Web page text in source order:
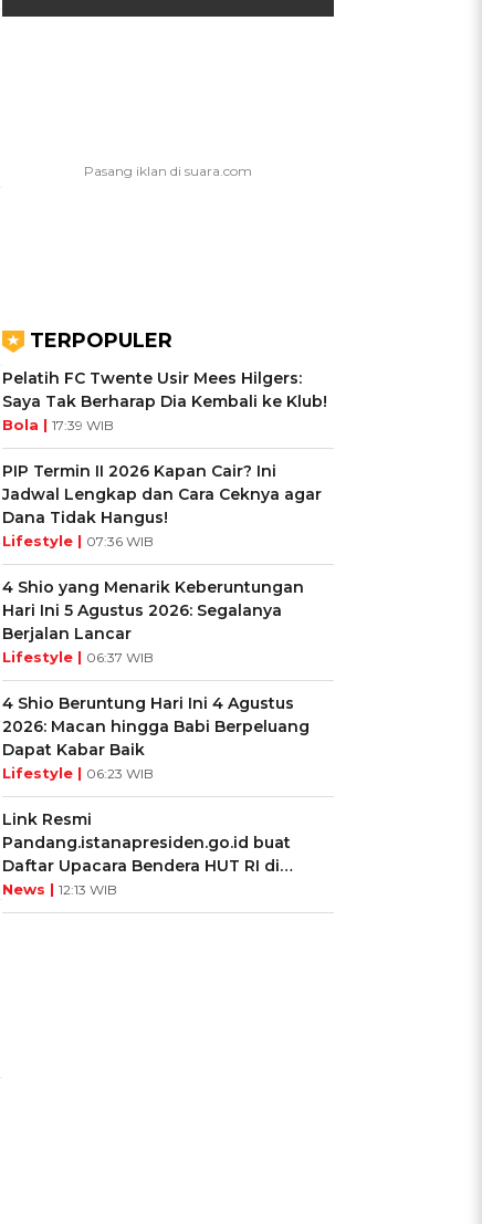
TERPOPULER
Pelatih FC Twente Usir Mees Hilgers:
Saya Tak Berharap Dia Kembali ke Klub!
Bola | 17:39 WIB
PIP Termin II 2026 Kapan Cair? Ini
Jadwal Lengkap dan Cara Ceknya agar
Dana Tidak Hangus!
Lifestyle | 07:36 WIB
4 Shio yang Menarik Keberuntungan
Hari Ini 5 Agustus 2026: Segalanya
Berjalan Lancar
Lifestyle | 06:37 WIB
4 Shio Beruntung Hari Ini 4 Agustus
2026: Macan hingga Babi Berpeluang
Dapat Kabar Baik
Lifestyle | 06:23 WIB
Link Resmi
Pandang.istanapresiden.go.id buat
Daftar Upacara Bendera HUT RI di
Istana Negara
News | 12:13 WIB